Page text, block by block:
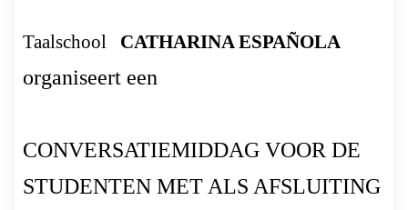
Taalschool CATHARINA ESPAÑOLA
organiseert een
CONVERSATIEMIDDAG VOOR DE
STUDENTEN MET ALS AFSLUITING